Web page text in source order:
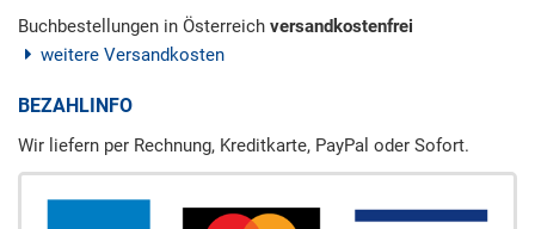
Buchbestellungen in Österreich versandkostenfrei
weitere Versandkosten
BEZAHLINFO
Wir liefern per Rechnung, Kreditkarte, PayPal oder Sofort.